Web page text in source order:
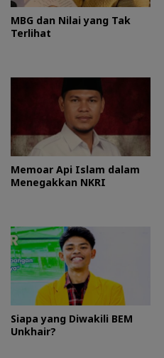
MBG dan Nilai yang Tak
Terlihat
Memoar Api Islam dalam
Menegakkan NKRI
Siapa yang Diwakili BEM
Unkhair?